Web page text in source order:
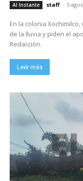
Al Instante staff - 5
En la colonia
de la lluvia y piden el
Redacción.
Leer más